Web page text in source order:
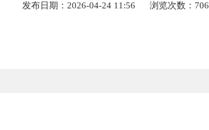
发布日期：2026-04-24 11:56 浏览次数： 706